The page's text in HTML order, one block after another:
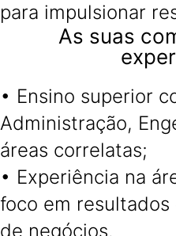
para impulsionar
As suas
• Ensino superior
Administração,
áreas correlatas;
• Experiência na
foco em
de negócios.